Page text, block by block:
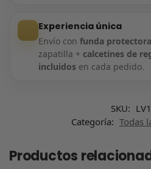
Experiencia única
Envío con funda protectora
zapatilla + calcetines de
incluidos en cada pedido.
SKU:
Categoría: Todas
Productos